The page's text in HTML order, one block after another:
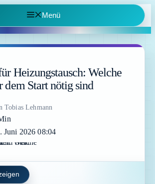
Menü
Heizungstausch: Welche
dem Start nötig sind
Tobias Lehmann
Juni 2026 08:04